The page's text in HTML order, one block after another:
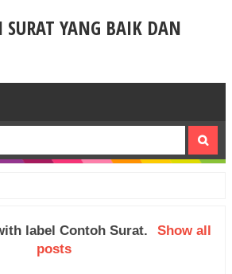
YANG BAIK DAN
labelContoh Surat.
Show all
posts